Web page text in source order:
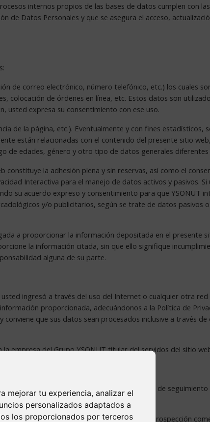
mejorar tu experiencia, analizar el
personalizados adaptados a
los proporcionados por terceros
internos propios de las bases de datos cumplen con
de Datos Personales y que se asegura el acceso,
de correo electrónico, número telefónico, etc.) los cuales
colocación de órdenes en línea, etc. Estos datos son
usted expresa su consentimiento con ese uso.
de la página, etc.). Eventualmente y con fines estadísticos,
están relacionadas con el contenido del presente sitio
de edades, género y otro tipo de datos generales diferentes
la adhesión plena y sin reservas, así como el
Interactiva para el manejo de datos activos y pasivos.
su acuerdo expreso y consentimiento para que YSONUT
y/o publicitarios, según se trate de datos pasivos
a proporcionar la información depositada en el presente
la información citada, sin que ello signifique
alguna de su parte.
ingresó a través del uso del Internet o cualquier otra red
proporcionada, adecuándonos a la Política de
que sus datos sean procesados inclusive a través
empresa del Grupo YSONUT titular del servidos del sitio
de marketing directo o para acciones de
con Ud. y con fines de publicidad y prospección